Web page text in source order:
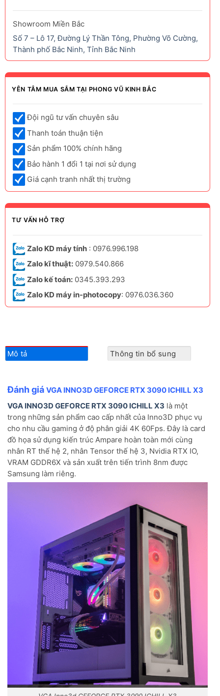
Showroom Miền Bắc
Số 7 – Lô 17, Đường Lý Thần Tông, Phường Võ Cường,
Thành phố Bắc Ninh, Tỉnh Bắc Ninh
YÊN TÂM MUA SẮM TẠI PHONG VŨ KINH BẮC
Đội ngũ tư vấn chuyên sâu
Thanh toán thuận tiện
Sản phẩm 100% chính hãng
Bảo hành 1 đổi 1 tại nơi sử dụng
Giá cạnh tranh nhất thị trường
TƯ VẤN HỖ TRỢ
Zalo KD máy tính : 0976.996.198
Zalo kĩ thuật: 0979.540.866
Zalo kế toán: 0345.393.293
Zalo KD máy in-photocopy: 0976.036.360
Mô tả Thông tin bổ sung
Đánh giá VGA INNO3D GEFORCE RTX 3090 ICHILL X3
VGA INNO3D GEFORCE RTX 3090 ICHILL X3 là một
trong những sản phẩm cao cấp nhất của Inno3D phục vụ
cho nhu cầu gaming ở độ phân giải 4K 60Fps. Đây là card
đồ họa sử dụng kiến trúc Ampare hoàn toàn mới cùng
nhân RT thế hệ 2, nhân Tensor thế hệ 3, Nvidia RTX IO,
VRAM GDDR6X và sản xuất trên tiến trình 8nm được
Samsung làm riêng.